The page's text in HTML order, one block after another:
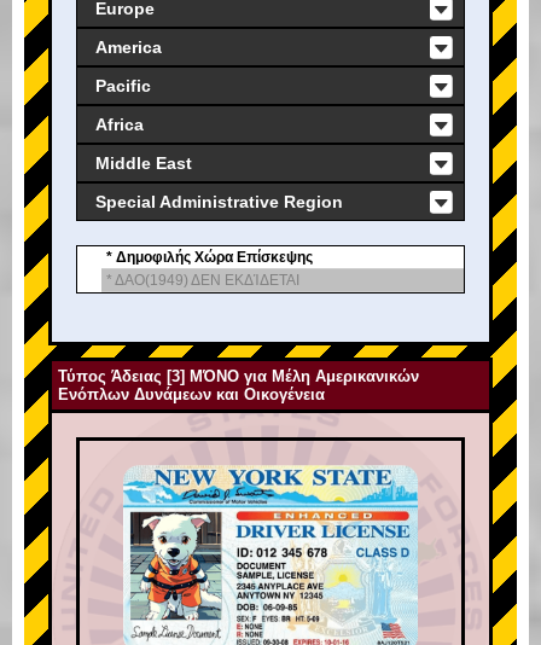
Europe
America
Pacific
Africa
Middle East
Special Administrative Region
* Δημοφιλής Χώρα Επίσκεψης
* ΔΑΟ(1949) ΔΕΝ ΕΚΔΊΔΕΤΑΙ
Τύπος Άδειας [3] ΜΌΝΟ για Μέλη Αμερικανικών
Ενόπλων Δυνάμεων και Οικογένεια